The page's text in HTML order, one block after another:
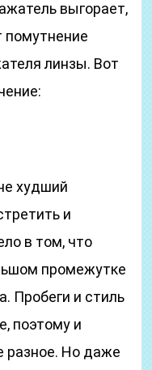
выгорает,
помутнение
линзы. Вот
худший
и
в том, что
промежутке
Пробеги и стиль
поэтому и
разное. Но даже